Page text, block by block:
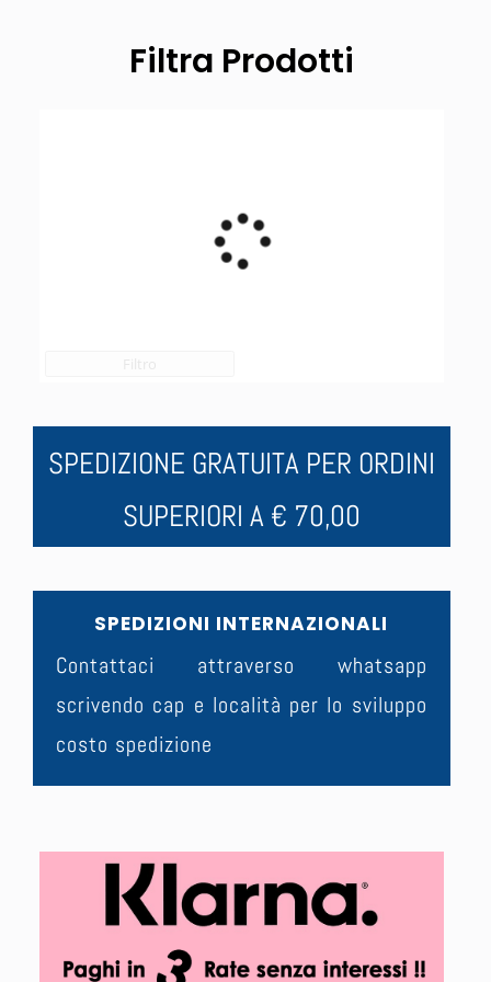
Filtra Prodotti
SPEDIZIONE GRATUITA PER ORDINI
SUPERIORI A € 70,00
SPEDIZIONI INTERNAZIONALI
Contattaci attraverso whatsapp
scrivendo cap e località per lo sviluppo
costo spedizione